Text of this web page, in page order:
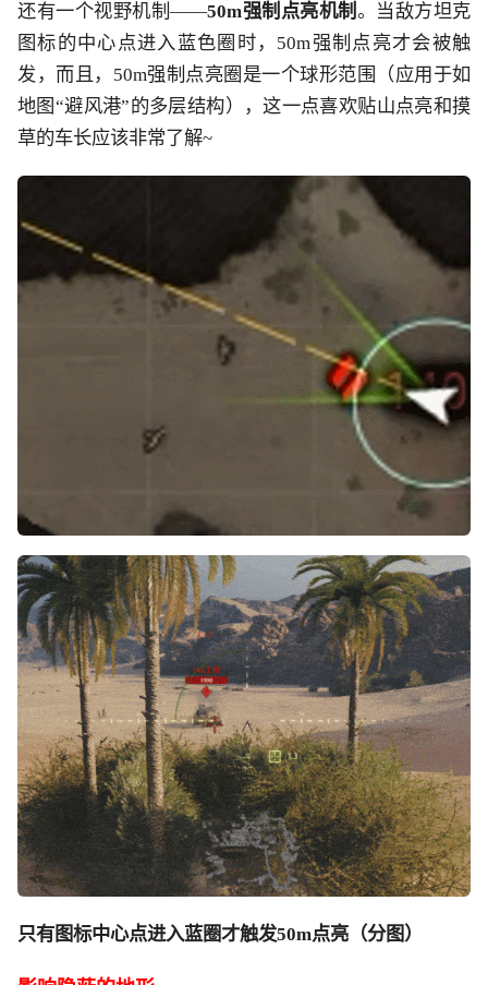
还有一个视野机制——50m强制点亮机制 。
当敌方坦克
图标的中心点进入蓝色圈时，50m强制点亮才会被触
发，而且，50m强制点亮圈是一个球形范围（应用于如
地图“避风港”的多层结构），这一点喜欢贴山点亮和摸
草的车长应该非常了解~
只有图标中心点进入蓝圈才触发50m点亮（分图）